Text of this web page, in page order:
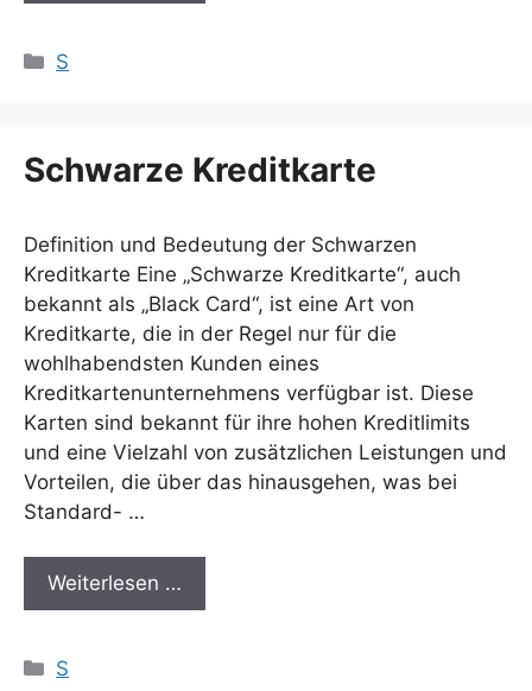
Kategorien
S
Schwarze Kreditkarte
Definition und Bedeutung der Schwarzen
Kreditkarte Eine „Schwarze Kreditkarte“, auch
bekannt als „Black Card“, ist eine Art von
Kreditkarte, die in der Regel nur für die
wohlhabendsten Kunden eines
Kreditkartenunternehmens verfügbar ist. Diese
Karten sind bekannt für ihre hohen Kreditlimits
und eine Vielzahl von zusätzlichen Leistungen und
Vorteilen, die über das hinausgehen, was bei
Standard- …
Weiterlesen …
Kategorien
S